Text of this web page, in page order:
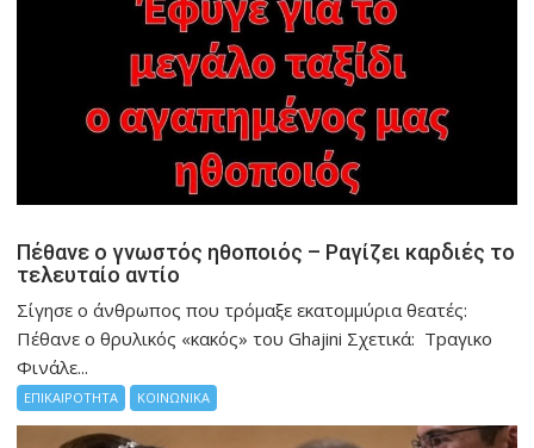
Πέθανε ο γνωστός ηθοποιός – Ραγίζει καρδιές το
τελευταίο αντίο
Σίγησε ο άνθρωπος που τρόμαξε εκατομμύρια θεατές:
Πέθανε ο θρυλικός «κακός» του Ghajini Σχετικά: Τpαγικο
Φινάλε...
ΕΠΙΚΑΙΡΟΤΗΤΑ ΚΟΙΝΩΝΙΚΑ